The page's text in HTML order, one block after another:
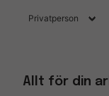
Allt för din